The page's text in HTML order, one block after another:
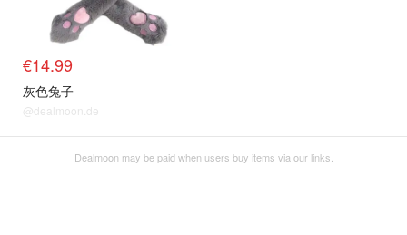
€14.99
灰色兔子
@dealmoon.de
Dealmoon may be paid when users buy items via our links.